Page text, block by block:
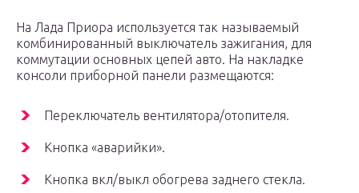
На Лада Приора используется так называемый
комбинированный выключатель зажигания, для
коммутации основных цепей авто. На накладке
консоли приборной панели размещаются:
Переключатель вентилятора/отопителя.
Кнопка «аварийки».
Кнопка вкл/выкл обогрева заднего стекла.